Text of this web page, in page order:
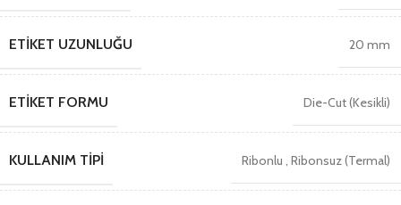
ETIKET UZUNLUĞU 20 mm
ETIKET FORMU Die-Cut (Kesikli)
KULLANIM TIPI Ribonlu Ribonsuz (Termal)